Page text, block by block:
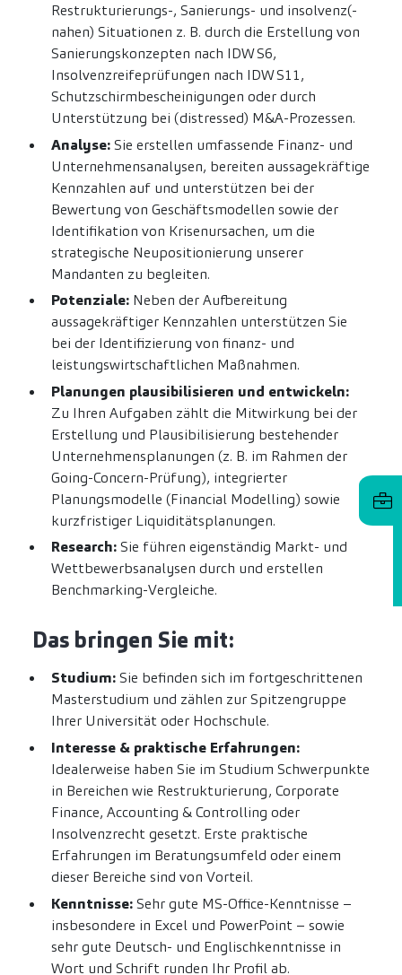
Restrukturierungs-, Sanierungs- und insolvenz(-
nahen) Situationen z. B. durch die Erstellung von
Sanierungskonzepten nach IDW S6,
Insolvenzreifeprüfungen nach IDW S11,
Schutzschirmbescheinigungen oder durch
Unterstützung bei (distressed) M&A-Prozessen.
Analyse:Sie erstellen umfassende Finanz- und
Unternehmensanalysen, bereiten aussagekräftige
Kennzahlen auf und unterstützen bei der
Bewertung von Geschäftsmodellen sowie der
Identifikation von Krisenursachen, um die
strategische Neupositionierung unserer
Mandanten zu begleiten.
Potenziale: Neben der Aufbereitung
aussagekräftiger Kennzahlen unterstützen Sie
bei der Identifizierung von finanz- und
leistungswirtschaftlichen Maßnahmen.
Planungen plausibilisieren und entwickeln:
Zu Ihren Aufgaben zählt die Mitwirkung bei der
Erstellung und Plausibilisierung bestehender
Unternehmensplanungen (z. B. im Rahmen der
Going-Concern-Prüfung), integrierter
Planungsmodelle (Financial Modelling) sowie
kurzfristiger Liquiditätsplanungen.
Research:Sie führen eigenständig Markt- und
Wettbewerbsanalysen durch und erstellen
Benchmarking-Vergleiche.
Das bringen Sie mit:
Studium:Sie befinden sich im fortgeschrittenen
Masterstudium und zählen zur Spitzengruppe
Ihrer Universität oder Hochschule.
Interesse & praktische Erfahrungen:
Idealerweise haben Sie im Studium Schwerpunkte
in Bereichen wie Restrukturierung, Corporate
Finance, Accounting & Controlling oder
Insolvenzrecht gesetzt. Erste praktische
Erfahrungen im Beratungsumfeld oder einem
dieser Bereiche sind von Vorteil.
Kenntnisse:Sehr gute MS-Office-Kenntnisse –
insbesondere in Excel und PowerPoint – sowie
sehr gute Deutsch- und Englischkenntnisse in
Wort und Schrift runden Ihr Profil ab.